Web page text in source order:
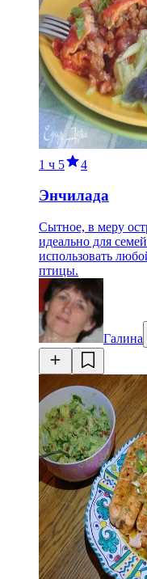
1 ч 5 4
Энчилада
Сытное, в меру
идеально для
использовать
птицы.
Галина